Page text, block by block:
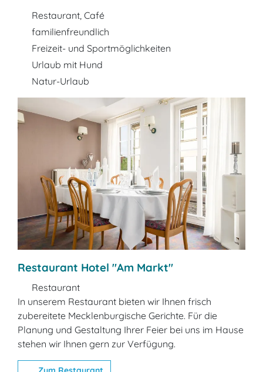
Restaurant, Café
familienfreundlich
Freizeit- und Sportmöglichkeiten
Urlaub mit Hund
Natur-Urlaub
Restaurant Hotel "Am Markt"
Restaurant
In unserem Restaurant bieten wir Ihnen frisch
zubereitete Mecklenburgische Gerichte. Für die
Planung und Gestaltung Ihrer Feier bei uns im Hause
stehen wir Ihnen gern zur Verfügung.